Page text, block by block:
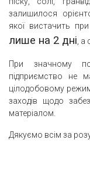
залишилося
якої вистачить
лише на 2 дні ,
При значному
підприємство не
цілодобовому
заходів щодо
матеріалом.
Дякуємо всім за